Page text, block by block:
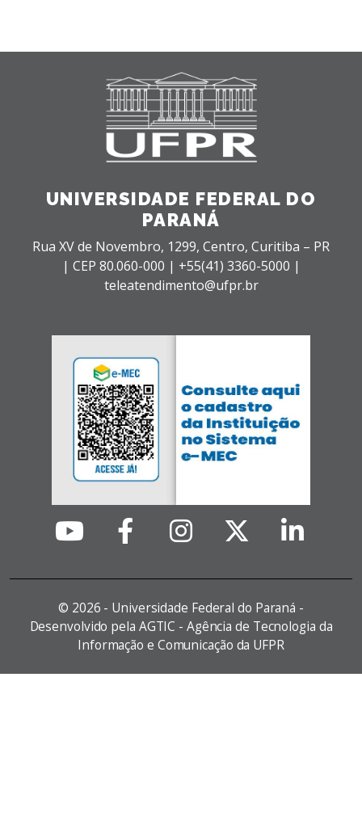
UNIVERSIDADE FEDERAL DO
PARANÁ
Rua XV de Novembro, 1299, Centro, Curitiba – PR
| CEP 80.060-000 | +55(41) 3360-5000 |
teleatendimento@ufpr.br
© 2026 - Universidade Federal do Paraná -
Desenvolvido pela AGTIC - Agência de Tecnologia da
Informação e Comunicação da UFPR